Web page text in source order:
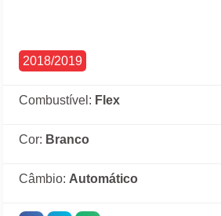
2018/2019
Combustível: Flex
Cor: Branco
Câmbio: Automático